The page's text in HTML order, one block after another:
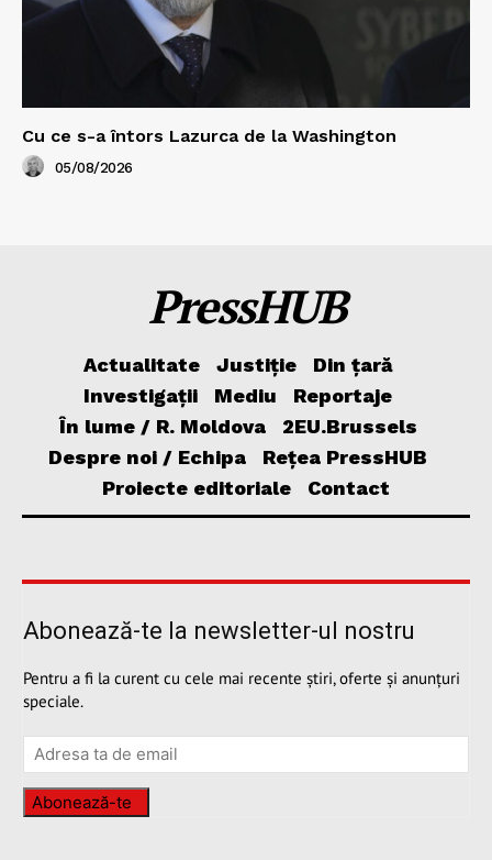
Cu ce s-a întors Lazurca de la Washington
05/08/2026
PressHUB
Actualitate Justiție
Din țară
Investigații
Mediu
Reportaje
În lume / R. Moldova
2EU.Brussels
Despre noi / Echipa
Rețea PressHUB
Proiecte editoriale
Contact
Abonează-te la newsletter-ul nostru
Pentru a fi la curent cu cele mai recente știri, oferte și anunțuri
speciale.
Abonează-te